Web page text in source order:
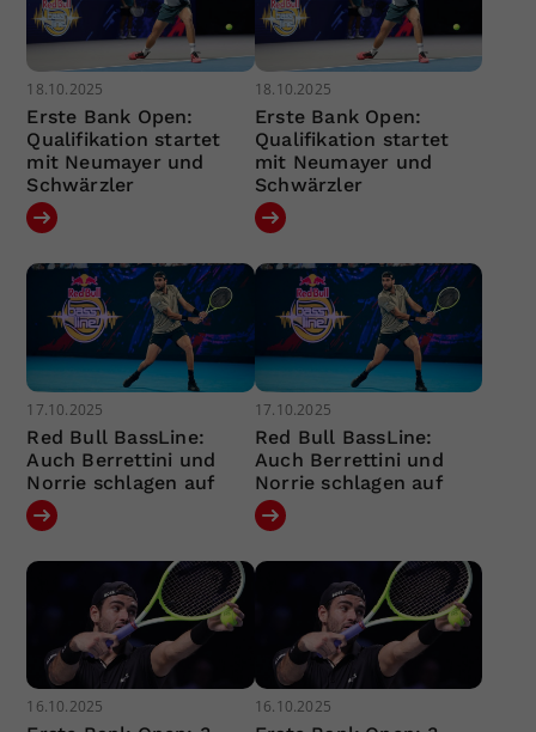
18.10.2025
Erste Bank Open:
Qualifikation startet
mit Neumayer und
Schwärzler
18.10.2025
Erste Bank Open:
Qualifikation startet
mit Neumayer und
Schwärzler
17.10.2025
Red Bull BassLine:
Auch Berrettini und
Norrie schlagen auf
17.10.2025
Red Bull BassLine:
Auch Berrettini und
Norrie schlagen auf
16.10.2025 16.10.2025